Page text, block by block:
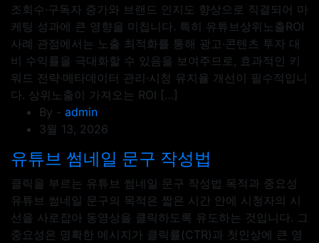
조회수·구독자 증가와 브랜드 인지도 향상으로 직결되어 마
케팅 성과에 큰 영향을 미칩니다. 특히 유튜브상위노출ROI
사례 관점에서는 노출 최적화를 통해 광고·콘텐츠 투자 대
비 수익률을 극대화할 수 있음을 보여주므로, 효과적인 키
워드 전략·메타데이터 관리·시청 유지율 개선이 필수적입니
다. 상위노출이 가져오는 ROI […]
By - admin
3월 13, 2026
유튜브 썸네일 문구 작성법
클릭을 부르는 유튜브 썸네일 문구 작성법 목적과 중요성
유튜브 썸네일 문구의 목적은 짧은 시간 안에 시청자의 시
선을 사로잡아 동영상을 클릭하도록 유도하는 것입니다. 그
중요성은 명확한 메시지가 클릭률(CTR)과 첫인상에 큰 영